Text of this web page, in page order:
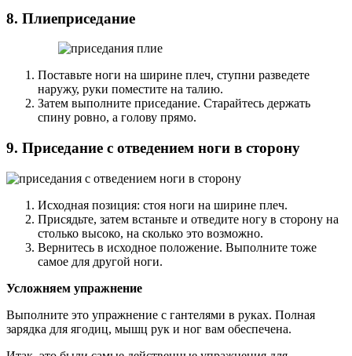
8. Плиеприседание
Поставьте ноги на ширине плеч, ступни разведете
наружу, руки поместите на талию.
Затем выполните приседание. Старайтесь держать
спину ровно, а голову прямо.
9. Приседание с отведением ноги в сторону
Исходная позиция: стоя ноги на ширине плеч.
Присядьте, затем встаньте и отведите ногу в сторону на
столько высоко, на сколько это возможно.
Вернитесь в исходное положение. Выполните тоже
самое для другой ноги.
Усложняем упражнение
Выполните это упражнение с гантелями в руках. Полная
зарядка для ягодиц, мышц рук и ног вам обеспечена.